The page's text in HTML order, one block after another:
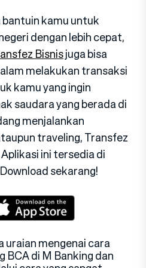
bantuin kamu untuk
dengan lebih cepat,
Bisnisjuga bisa
melakukan transaksi
kamu yang ingin
saudara yang berada di
menjalankan
traveling, Transfez
ini tersedia di
sekarang!
uraian mengenai cara
BCA di M Banking dan